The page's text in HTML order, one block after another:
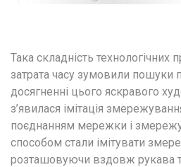
Така складність технологічних
затрата часу зумовили пошуки
досягненні цього яскравого
з’явилася імітація
поєднанням мережки і
способом стали імітувати
розташовуючи вздовж рукава